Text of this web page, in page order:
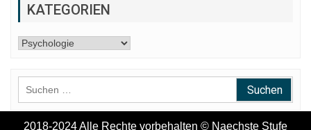
KATEGORIEN
Kategorien
2018-2024 Alle Rechte vorbehalten © Naechste Stufe